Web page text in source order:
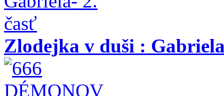
Zlodejka v duši :